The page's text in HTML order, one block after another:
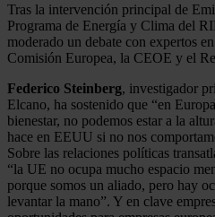
Tras la intervención principal de
Programa de Energía y Clima del
moderado un debate con expertos
Comisión Europea, la CEOE y el
Federico Steinberg, investigador
Elcano, ha sostenido que “en
bienestar, no podemos estar a la
hace en EEUU si no nos
Sobre las relaciones políticas
“la UE no ocupa mucho espacio
porque somos un aliado, pero hay
levantar la mano”. Y en clave